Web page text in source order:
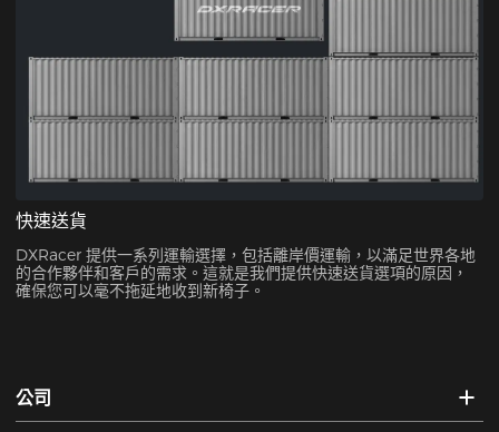
快速送貨
DXRacer 提供一系列運輸選擇，包括離岸價運輸，以滿足世界各地
的合作夥伴和客戶的需求。這就是我們提供快速送貨選項的原因，
確保您可以毫不拖延地收到新椅子。
公司